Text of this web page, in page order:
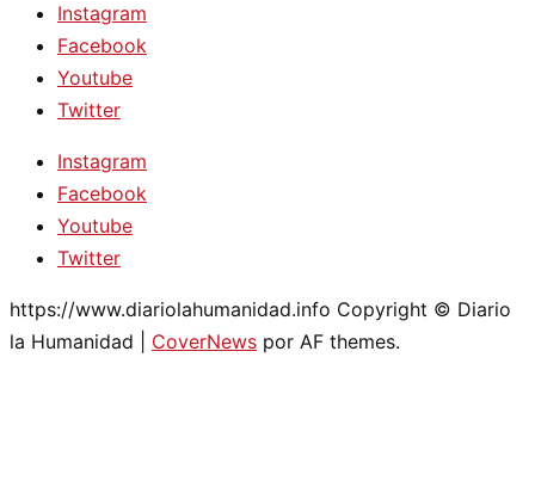
Instagram
Facebook
Youtube
Twitter
Instagram
Facebook
Youtube
Twitter
https://www.diariolahumanidad.info Copyright © Diario
la Humanidad
CoverNews por AF themes.